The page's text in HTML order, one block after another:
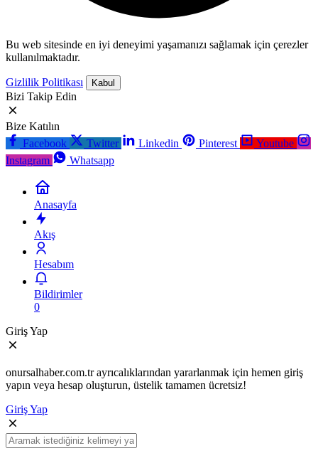
Bu web sitesinde en iyi deneyimi yaşamanızı sağlamak için çerezler
kullanılmaktadır.
Gizlilik Politikası Kabul
Bizi Takip Edin
Bize Katılın
Facebook
Twitter Linkedin Pinterest
Youtube
Instagram
Whatsapp
Anasayfa
Akış
Hesabım
Bildirimler
0
Giriş Yap
onursalhaber.com.tr ayrıcalıklarından yararlanmak için hemen giriş
yapın veya hesap oluşturun, üstelik tamamen ücretsiz!
Giriş Yap